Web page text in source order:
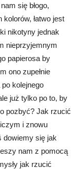
się błogo,
łatwo jest
nikotyny jednak
nieprzyjemnym
papierosa by
ono zupełnie
kolejnego
już tylko po to, by
pozbyć? Jak rzucić
i znowu
dowiemy się jak
nam z pomocą
jak rzucić